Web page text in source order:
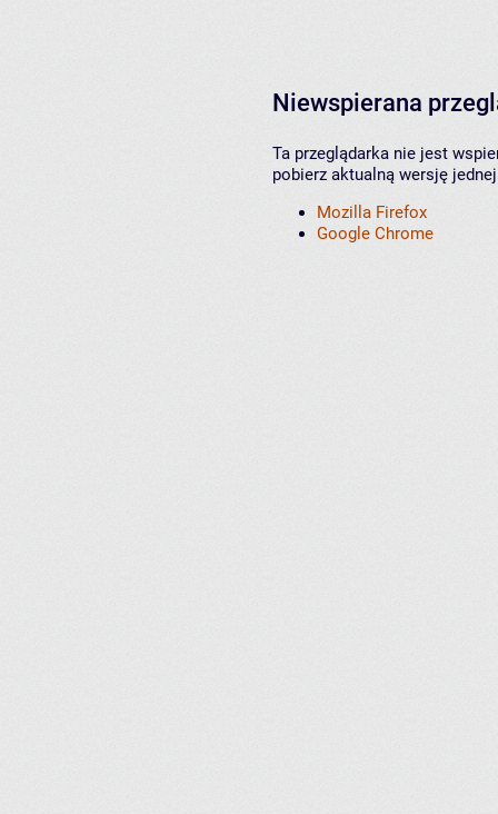
Niewspierana
Ta przeglądarka nie jest
pobierz aktualną wersję
Mozilla Firefox
Google Chrome